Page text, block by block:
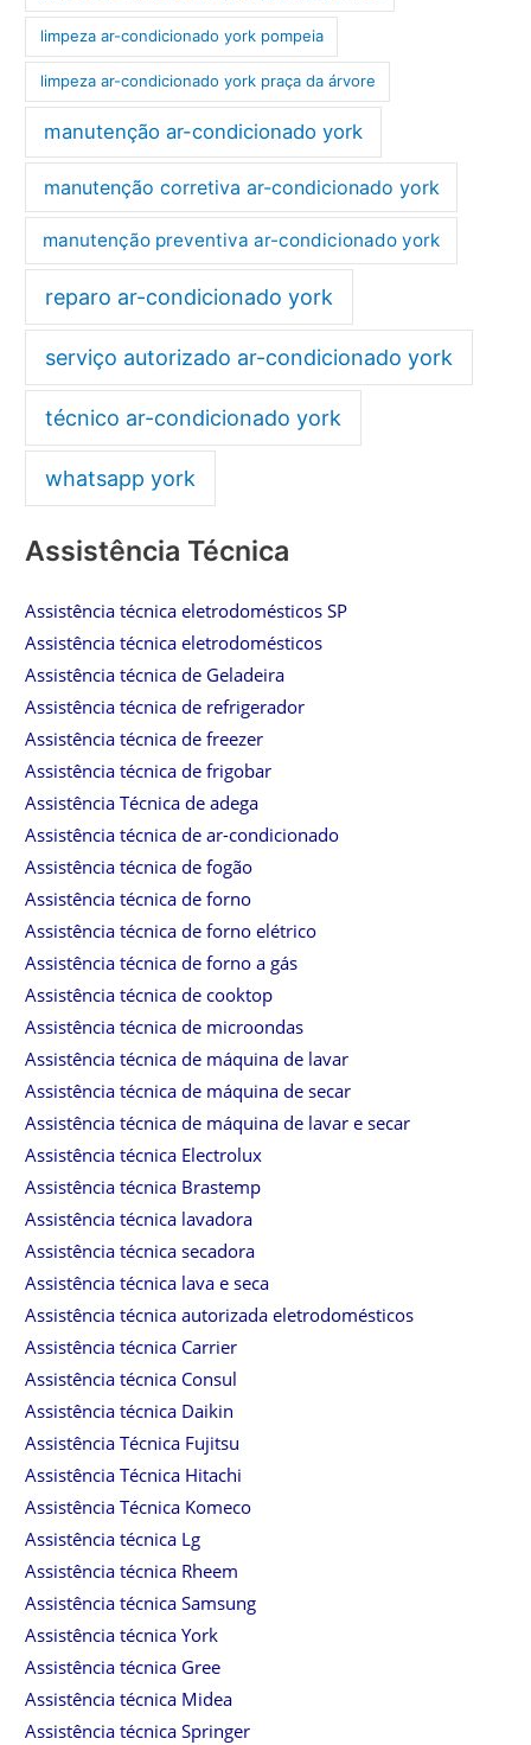
limpeza ar-condicionado york pompeia
limpeza ar-condicionado york praça da árvore
manutenção ar-condicionado york
manutenção corretiva ar-condicionado york
manutenção preventiva ar-condicionado york
reparo ar-condicionado york
serviço autorizado ar-condicionado york
técnico ar-condicionado york
whatsapp york
Assistência Técnica
Assistência técnica eletrodomésticos SP
Assistência técnica eletrodomésticos
Assistência técnica de Geladeira
Assistência técnica de refrigerador
Assistência técnica de freezer
Assistência técnica de frigobar
Assistência Técnica de adega
Assistência técnica de ar-condicionado
Assistência técnica de fogão
Assistência técnica de forno
Assistência técnica de forno elétrico
Assistência técnica de forno a gás
Assistência técnica de cooktop
Assistência técnica de microondas
Assistência técnica de máquina de lavar
Assistência técnica de máquina de secar
Assistência técnica de máquina de lavar e secar
Assistência técnica Electrolux
Assistência técnica Brastemp
Assistência técnica lavadora
Assistência técnica secadora
Assistência técnica lava e seca
Assistência técnica autorizada eletrodomésticos
Assistência técnica Carrier
Assistência técnica Consul
Assistência técnica Daikin
Assistência Técnica Fujitsu
Assistência Técnica Hitachi
Assistência Técnica Komeco
Assistência técnica Lg
Assistência técnica Rheem
Assistência técnica Samsung
Assistência técnica York
Assistência técnica Gree
Assistência técnica Midea
Assistência técnica Springer